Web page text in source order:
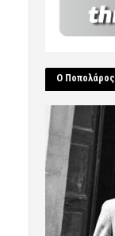
Ο Ποπολάρος